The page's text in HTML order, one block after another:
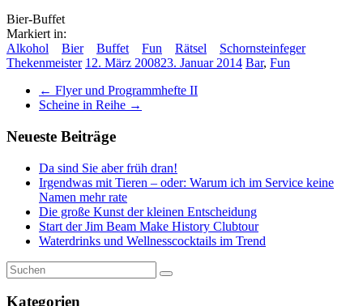
Bier-Buffet
Markiert in:
Alkohol
Bier Buffet Fun Rätsel
Schornsteinfeger
Thekenmeister 12. März 200823. Januar 2014 Bar, Fun
← Flyer und Programmhefte II
Scheine in Reihe →
Neueste Beiträge
Da sind Sie aber früh dran!
Irgendwas mit Tieren – oder: Warum ich im Service keine
Namen mehr rate
Die große Kunst der kleinen Entscheidung
Start der Jim Beam Make History Clubtour
Waterdrinks und Wellnesscocktails im Trend
Kategorien